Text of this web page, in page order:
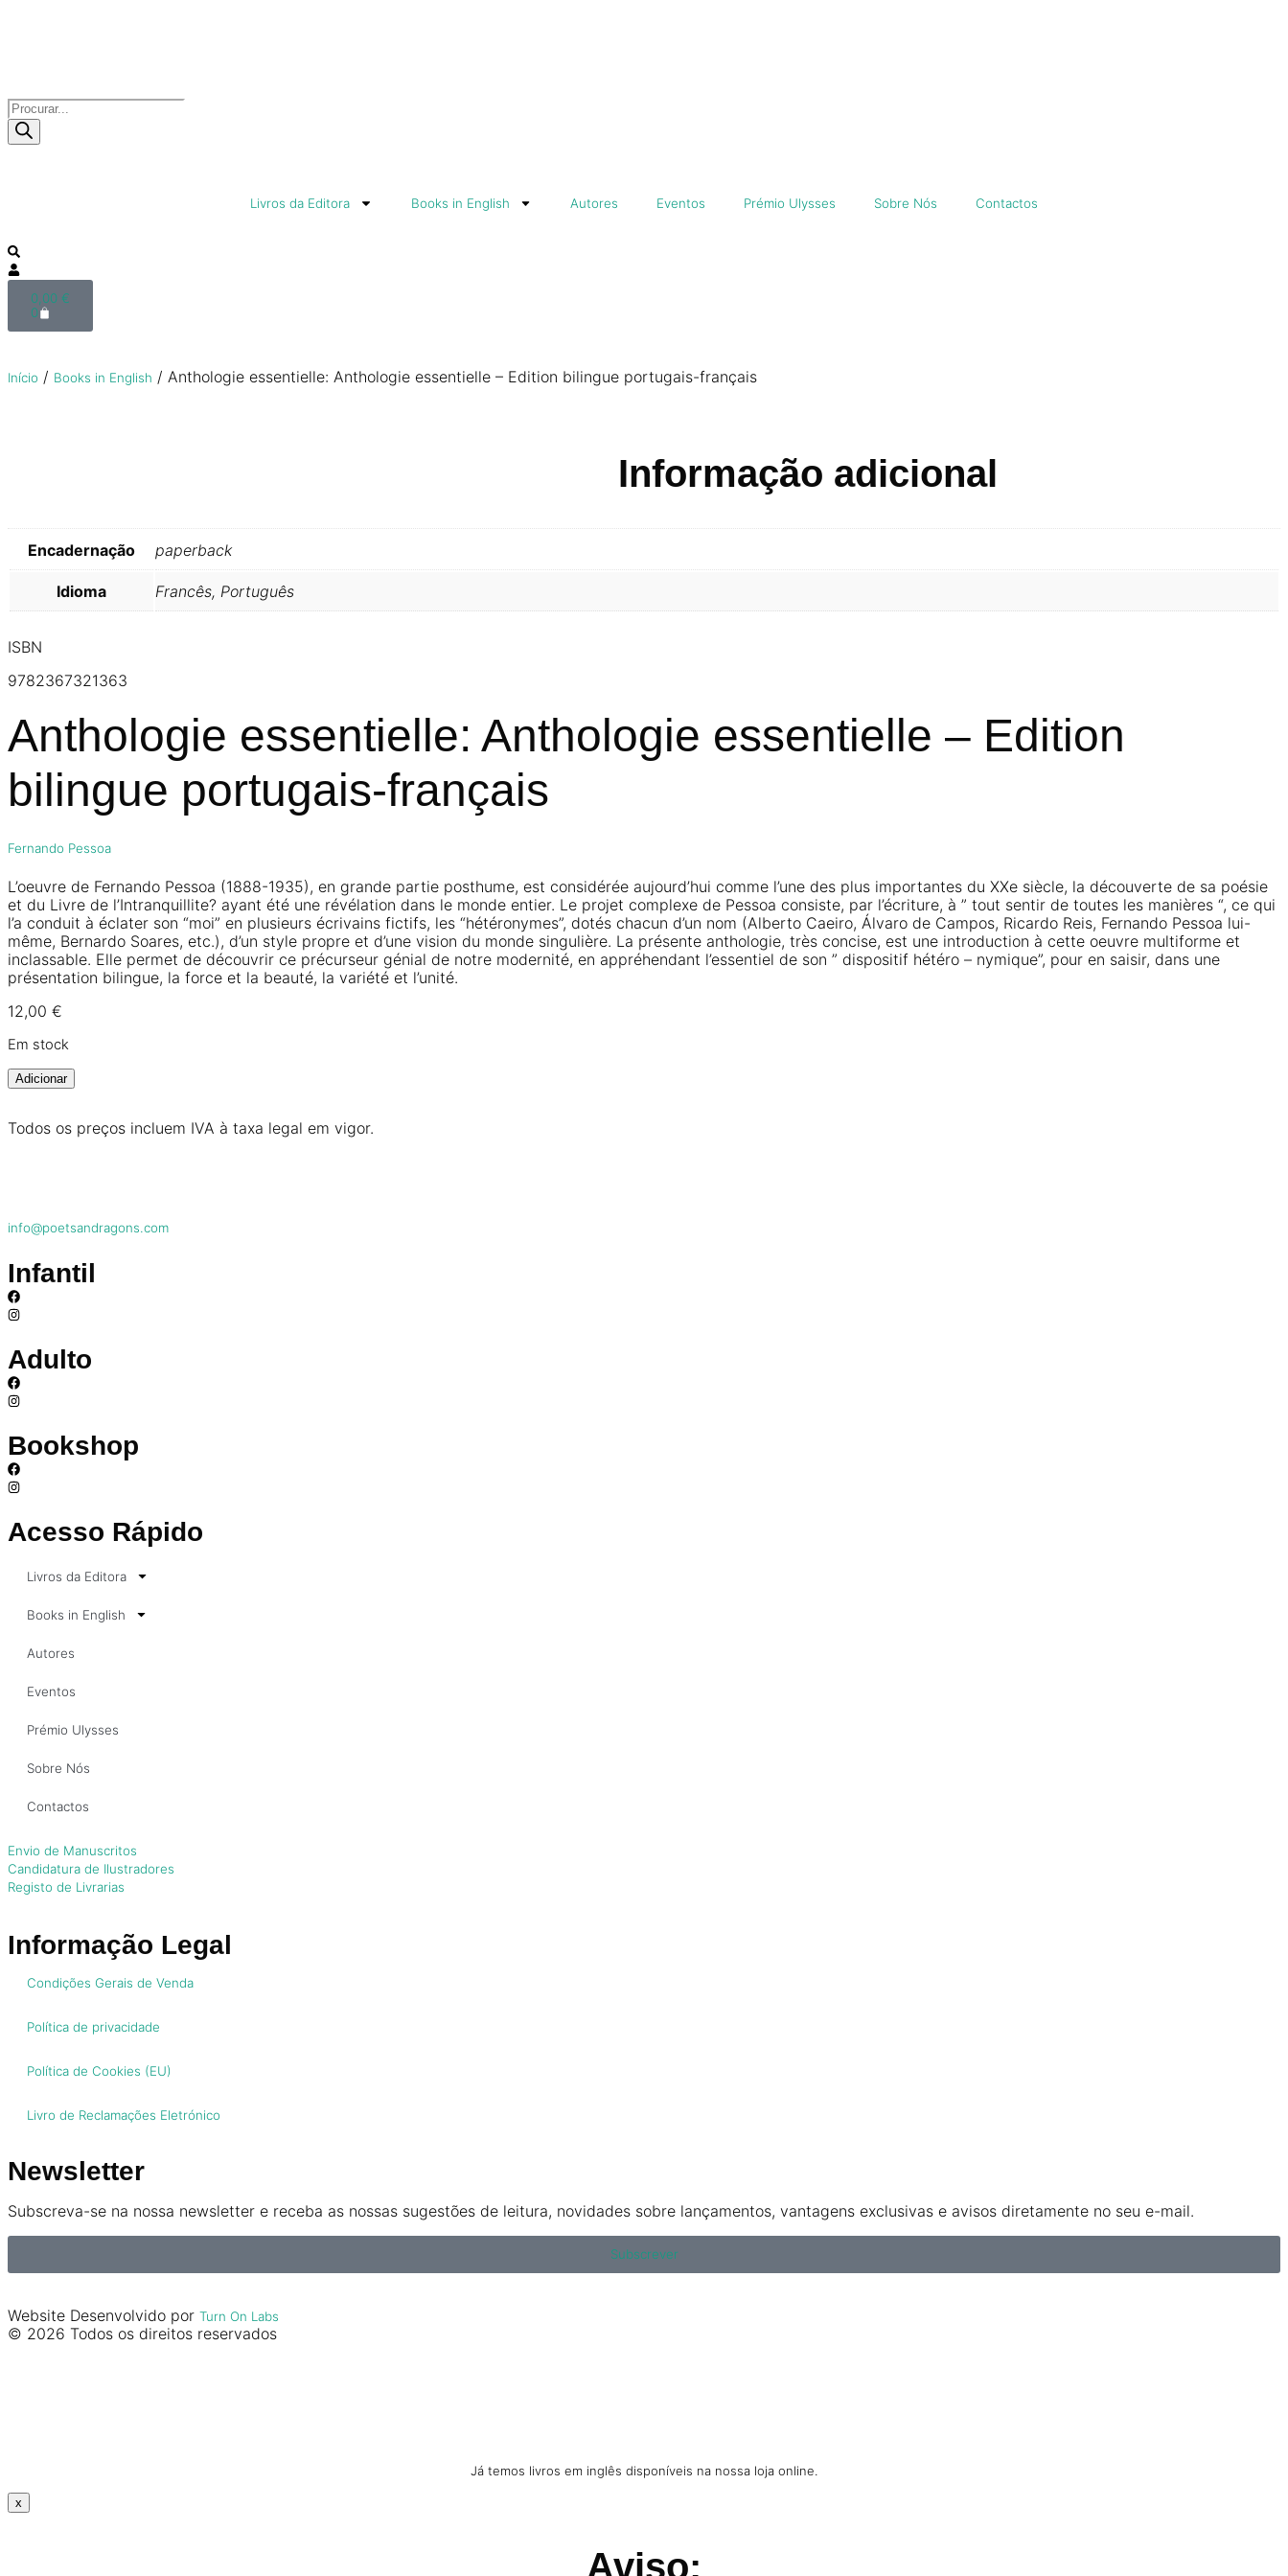
Livros da Editora Books in English Autores Eventos Prémio Ulysses Sobre Nós Contactos
0,00 €
0
Início / Books in English / Anthologie essentielle: Anthologie essentielle – Edition bilingue portugais-français
Informação adicional
Encadernação paperback
Idioma Francês, Português
ISBN
9782367321363
Anthologie essentielle: Anthologie essentielle – Edition
bilingue portugais-français
Fernando Pessoa
L’oeuvre de Fernando Pessoa (1888-1935), en grande partie posthume, est considérée aujourd’hui comme l’une des plus importantes du XXe siècle, la découverte de sa poésie
et du Livre de l’Intranquillite? ayant été une révélation dans le monde entier. Le projet complexe de Pessoa consiste, par l’écriture, à ” tout sentir de toutes les manières “, ce qui
l’a conduit à éclater son “moi” en plusieurs écrivains fictifs, les “hétéronymes”, dotés chacun d’un nom (Alberto Caeiro, Álvaro de Campos, Ricardo Reis, Fernando Pessoa lui-
même, Bernardo Soares, etc.), d’un style propre et d’une vision du monde singulière. La présente anthologie, très concise, est une introduction à cette oeuvre multiforme et
inclassable. Elle permet de découvrir ce précurseur génial de notre modernité, en appréhendant l’essentiel de son ” dispositif hétéro – nymique”, pour en saisir, dans une
présentation bilingue, la force et la beauté, la variété et l’unité.
12,00 €
Em stock
Adicionar
Todos os preços incluem IVA à taxa legal em vigor.
info@poetsandragons.com
Infantil
Adulto
Bookshop
Acesso Rápido
Livros da Editora
Books in English
Autores
Eventos
Prémio Ulysses
Sobre Nós
Contactos
Envio de Manuscritos
Candidatura de Ilustradores
Registo de Livrarias
Informação Legal
Condições Gerais de Venda
Política de privacidade
Política de Cookies (EU)
Livro de Reclamações Eletrónico
Newsletter
Subscreva-se na nossa newsletter e receba as nossas sugestões de leitura, novidades sobre lançamentos, vantagens exclusivas e avisos diretamente no seu e-mail.
Subscrever
Website Desenvolvido por Turn On Labs
© 2026 Todos os direitos reservados
Já temos livros em inglês disponíveis na nossa loja online.
x
Aviso: